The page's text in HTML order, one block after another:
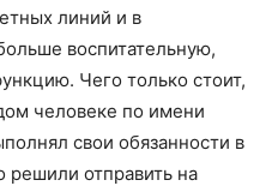
линий и в
воспитательную,
Чего только стоит,
человеке по имени
свои обязанности в
решили отправить на